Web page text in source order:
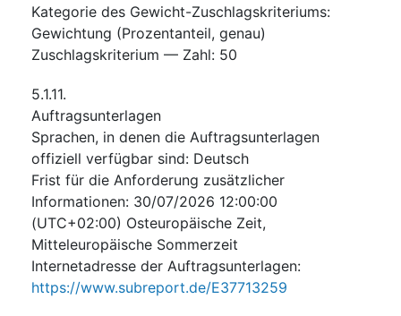
Kategorie des Gewicht-Zuschlagskriteriums:
Gewichtung (Prozentanteil, genau)
Zuschlagskriterium — Zahl: 50
5.1.11.
Auftragsunterlagen
Sprachen, in denen die Auftragsunterlagen
offiziell verfügbar sind: Deutsch
Frist für die Anforderung zusätzlicher
Informationen: 30/07/2026 12:00:00
(UTC+02:00) Osteuropäische Zeit,
Mitteleuropäische Sommerzeit
Internetadresse der Auftragsunterlagen:
https://www.subreport.de/E37713259